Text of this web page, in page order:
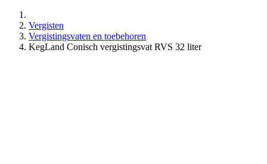
Vergisten
Vergistingsvaten en toebehoren
KegLand Conisch vergistingsvat RVS 32 liter